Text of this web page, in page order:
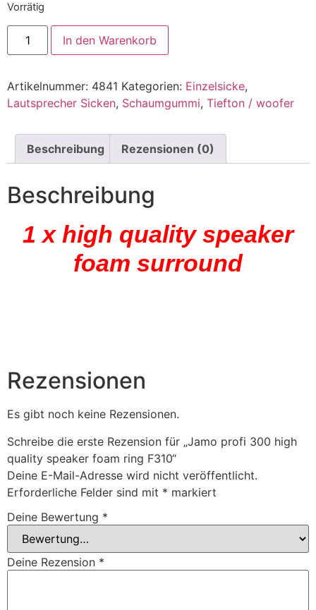
Vorrätig
In den Warenkorb
Artikelnummer: 4841 Kategorien: Einzelsicke,
Lautsprecher Sicken, Schaumgummi, Tiefton / woofer
Beschreibung Rezensionen (0)
Beschreibung
1 x high quality speaker
foam surround
Rezensionen
Es gibt noch keine Rezensionen.
Schreibe die erste Rezension für „Jamo profi 300 high
quality speaker foam ring F310“
Deine E-Mail-Adresse wird nicht veröffentlicht.
Erforderliche Felder sind mit * markiert
Deine Bewertung *
Deine Rezension *